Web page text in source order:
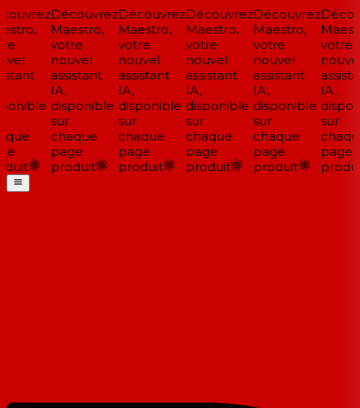
Découvrez
Maestro,
votre
nouvel
assistant
IA,
disponible
sur
chaque
page
produit
Découvrez
Maestro,
votre
nouvel
assistant
IA,
disponible
sur
chaque
page
produit
Découvrez
Maestro,
votre
nouvel
assistant
IA,
disponible
sur
chaque
page
produit
Découvrez
Maestro,
votre
nouvel
assistant
IA,
disponible
sur
chaque
page
produit
votre
nouvel
IA,
sur
page
produit